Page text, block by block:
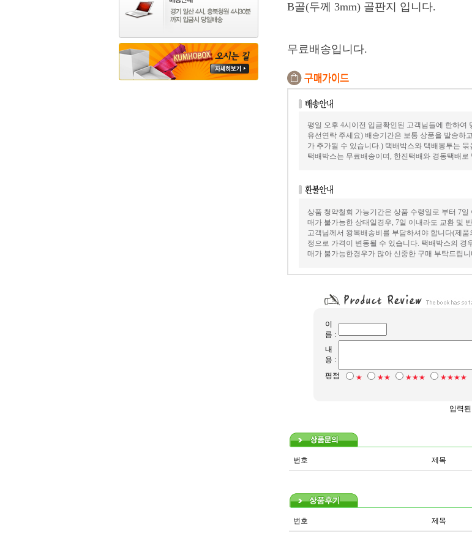
B골(두께 3mm) 골판지 입니다.
무료배송입니다.
평일 오후 4시이전 입금확인된 고객님들에 한하
유선연락 주세요) 배송기간은 보통 상품을 발송하
가 추가될 수 있습니다.) 택배박스와 택배봉투는
택배박스는 무료배송이며, 한진택배와 경동택배로
상품 청약철회 가능기간은 상품 수령일로 부터 7
매가 불가능한 상태일경우, 7일 이내라도 교환 및
고객님께서 왕복배송비를 부담하셔야 합니다(제
정으로 가격이 변동될 수 있습니다. 택배박스의
매가 불가능한경우가 많아 신중한 구매 부탁드립니
이
름 :
내
용 :
평점
★ ★★ ★★★ ★★★★
입력
번호 제목
번호 제목